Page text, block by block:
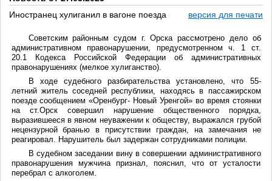
Иностранец хулиганил в вагоне поезда
версия для печати
Советским районным судом г. Орска рассмотрено дело об
административном правонарушении, предусмотренном ч. 1 ст.
20.1 Кодекса Российской Федерации об административных
правонарушениях (мелкое хулиганство).
В ходе судебного разбирательства установлено, что 55-
летний житель соседней республики, находясь в пассажирском
поезде сообщением «Оренбург- Новый Уренгой» во время стоянки
на ст.Орск совершил нарушение общественного порядка,
выразившееся в явном неуважении к обществу, выражался грубой
нецензурной бранью в присутствии граждан, на замечания не
реагировал. Нарушительбыл задержан сотрудниками полиции.
В судебном заседании вину в совершении административного
правонарушения мужчина признал, пояснил, что от усталости
перебрал с алкоголем.